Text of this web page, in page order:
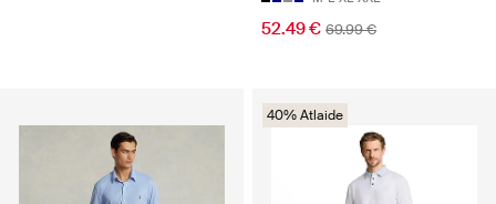
52.49 € 69.99 €
40% Atlaide